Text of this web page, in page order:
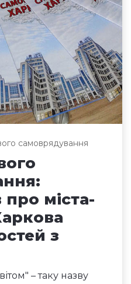
самоврядування
міста-
з
– таку назву